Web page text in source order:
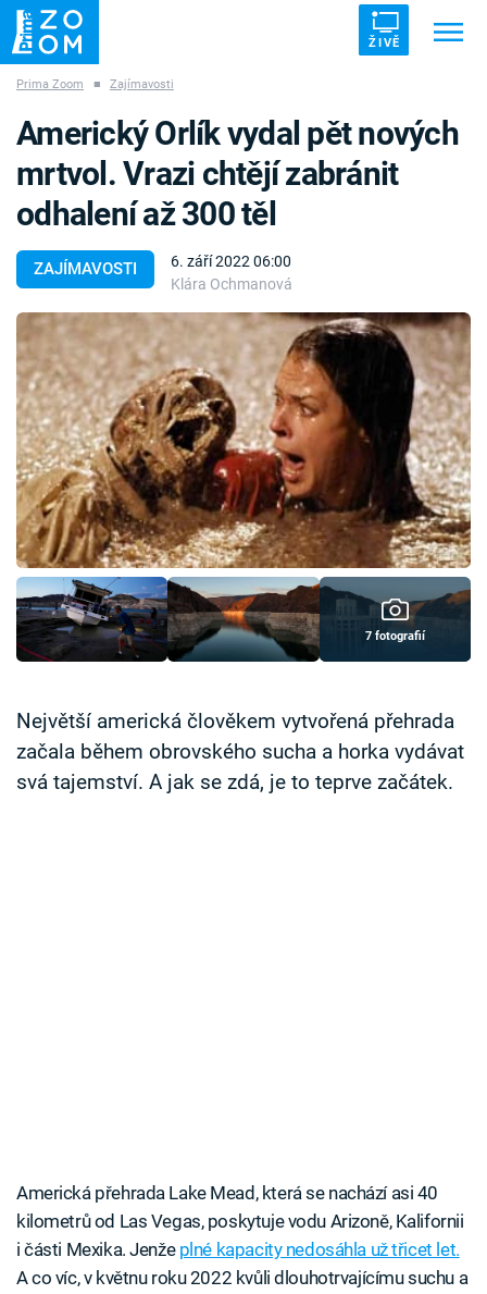
ŽIVĚ
ZÁHADY VETŘELCI DÁVNOVĚKU
Témata
Témata
Pořady
TV Program
Časopis
Sledujte prima+
Přihlášení
Sledujte nás
Prima Zoom ■ Zajímavosti
ZAJÍMAVOSTI
6. září 2022 06:00
Klára Ochmanová
Americký Orlík vydal pět nových
mrtvol. Vrazi chtějí zabránit
odhalení až 300 těl
7 fotografií
Největší americká člověkem vytvořená přehrada
začala během obrovského sucha a horka vydávat
svá tajemství. A jak se zdá, je to teprve začátek.
Americká přehrada Lake Mead, která se nachází asi 40
kilometrů od Las Vegas, poskytuje vodu Arizoně, Kalifornii
i části Mexika. Jenže plné kapacity nedosáhla už třicet let.
A co víc, v květnu roku 2022 kvůli dlouhotrvajícímu suchu a